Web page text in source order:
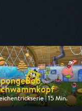
| 15 Min.
von Nickelodeon